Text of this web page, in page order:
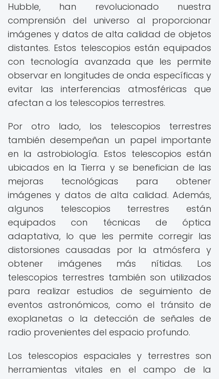
Hubble, han revolucionado nuestra
comprensión del universo al proporcionar
imágenes y datos de alta calidad de objetos
distantes. Estos telescopios están equipados
con tecnología avanzada que les permite
observar en longitudes de onda específicas y
evitar las interferencias atmosféricas que
afectan a los telescopios terrestres.
Por otro lado, los telescopios terrestres
también desempeñan un papel importante
en la astrobiología. Estos telescopios están
ubicados en la Tierra y se benefician de las
mejoras tecnológicas para obtener
imágenes y datos de alta calidad. Además,
algunos telescopios terrestres están
equipados con técnicas de óptica
adaptativa, lo que les permite corregir las
distorsiones causadas por la atmósfera y
obtener imágenes más nítidas. Los
telescopios terrestres también son utilizados
para realizar estudios de seguimiento de
eventos astronómicos, como el tránsito de
exoplanetas o la detección de señales de
radio provenientes del espacio profundo.
Los telescopios espaciales y terrestres son
herramientas vitales en el campo de la